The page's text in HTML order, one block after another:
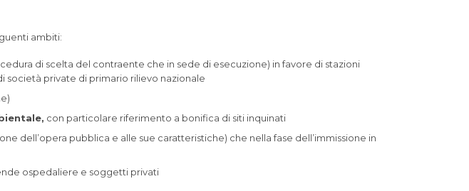
ambiti:
di scelta del contraente che in sede di esecuzione) in favore di stazioni
società private di primario rilievo nazionale
con particolare riferimento a bonifica di siti inquinati
dell’opera pubblica e alle sue caratteristiche) che nella fase dell’immissione in
ospedaliere e soggetti privati